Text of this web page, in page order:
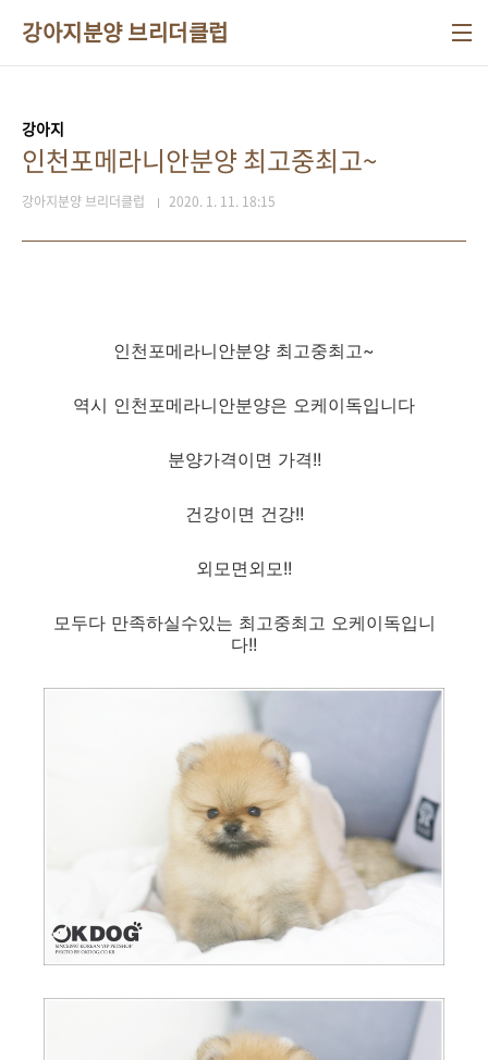
강아지분양 브리더클럽
강아지
인천포메라니안분양 최고중최고~
강아지분양 브리더클럽 2020. 1. 11. 18:15
인천포메라니안분양 최고중최고~
역시 인천포메라니안분양은 오케이독입니다
분양가격이면 가격!!
건강이면 건강!!
외모면외모!!
모두다 만족하실수있는 최고중최고 오케이독입니
다!!